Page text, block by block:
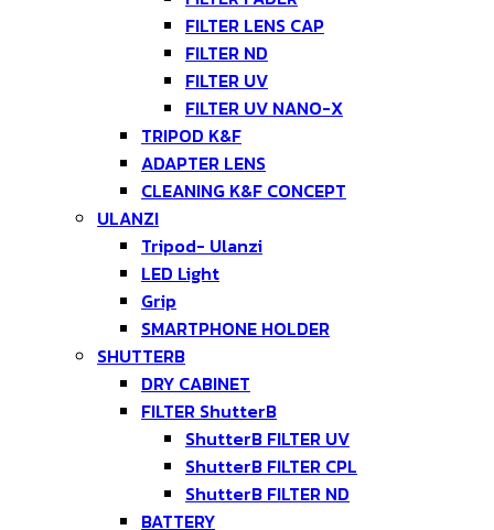
FILTER LENS CAP
FILTER ND
FILTER UV
FILTER UV NANO-X
TRIPOD K&F
ADAPTER LENS
CLEANING K&F CONCEPT
ULANZI
Tripod- Ulanzi
LED Light
Grip
SMARTPHONE HOLDER
SHUTTERB
DRY CABINET
FILTER ShutterB
ShutterB FILTER UV
ShutterB FILTER CPL
ShutterB FILTER ND
BATTERY